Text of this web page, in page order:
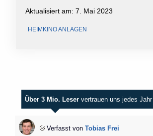
Aktualisiert am: 7. Mai 2023
HEIMKINO ANLAGEN
Über 3 Mio. Leser vertrauen uns jedes Jahr
Verfasst von Tobias Frei